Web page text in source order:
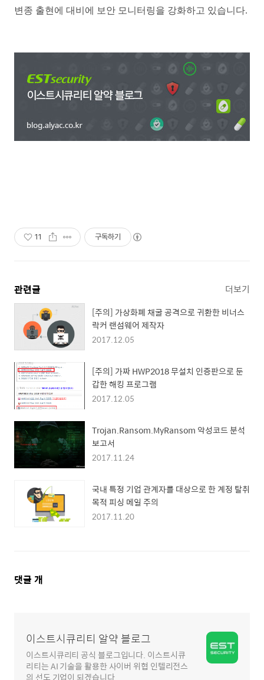
변종 출현에 대비에 보안 모니터링을 강화하고 있습니다.
11 구독하기
관련글 더보기
[주의] 가상화폐 채굴 공격으로 귀환한 비너스
락커 랜섬웨어 제작자
2017.12.05
[주의] 가짜 HWP2018 무설치 인증판으로 둔
갑한 해킹 프로그램
2017.12.05
Trojan.Ransom.MyRansom 악성코드 분석
보고서
2017.11.24
국내 특정 기업 관계자를 대상으로 한 계정 탈취
목적 피싱 메일 주의
2017.11.20
댓
댓글 개
이스트시큐리티 알약 블로그
이스트시큐리티 공식 블로그입니다. 이스트시큐
리티는 AI 기술을 활용한 사이버 위협 인텔리전스
의 선도 기업이 되겠습니다.